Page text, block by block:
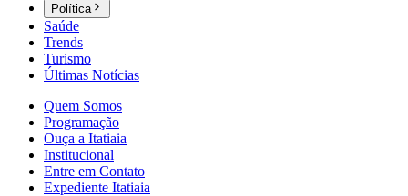
Política
Saúde
Trends
Turismo
Últimas Notícias
Quem Somos
Programação
Ouça a Itatiaia
Institucional
Entre em Contato
Expediente Itatiaia